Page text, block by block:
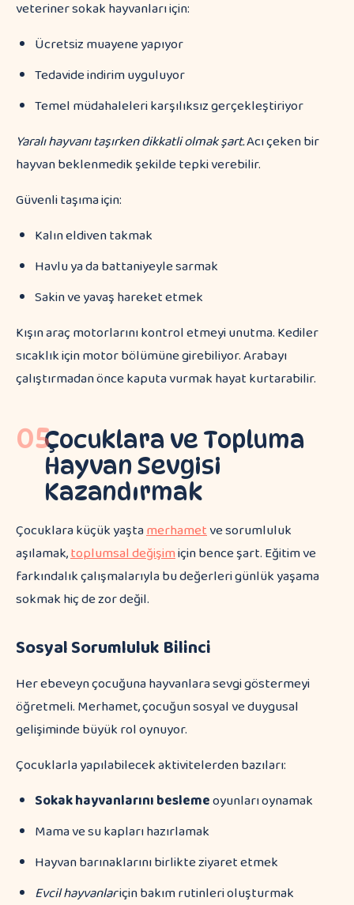
veteriner sokak hayvanları için:
Ücretsiz muayene yapıyor
Tedavide indirim uyguluyor
Temel müdahaleleri karşılıksız gerçekleştiriyor
Yaralı hayvanı taşırken dikkatli olmak şart.Acı çeken bir
hayvan beklenmedik şekilde tepki verebilir.
Güvenli taşıma için:
Kalın eldiven takmak
Havlu ya da battaniyeyle sarmak
Sakin ve yavaş hareket etmek
Kışın araç motorlarını kontrol etmeyi unutma. Kediler
sıcaklık için motor bölümüne girebiliyor. Arabayı
çalıştırmadan önce kaputa vurmak hayat kurtarabilir.
05Çocuklara ve Topluma
Hayvan Sevgisi
Kazandırmak
Çocuklara küçük yaştamerhametve sorumluluk
aşılamak,toplumsal değişimiçin bence şart. Eğitim ve
farkındalık çalışmalarıyla bu değerleri günlük yaşama
sokmak hiç de zor değil.
Sosyal Sorumluluk Bilinci
Her ebeveyn çocuğuna hayvanlara sevgi göstermeyi
öğretmeli. Merhamet, çocuğun sosyal ve duygusal
gelişiminde büyük rol oynuyor.
Çocuklarla yapılabilecek aktivitelerden bazıları:
Sokak hayvanlarını beslemeoyunları oynamak
Mama ve su kapları hazırlamak
Hayvan barınaklarını birlikte ziyaret etmek
Evcil hayvanlariçin bakım rutinleri oluşturmak